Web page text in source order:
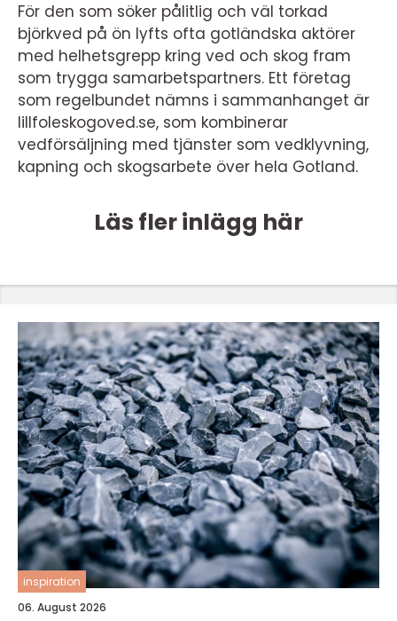
För den som söker pålitlig och väl torkad
björkved på ön lyfts ofta gotländska aktörer
med helhetsgrepp kring ved och skog fram
som trygga samarbetspartners. Ett företag
som regelbundet nämns i sammanhanget är
lillfoleskogoved.se, som kombinerar
vedförsäljning med tjänster som vedklyvning,
kapning och skogsarbete över hela Gotland.
Läs fler inlägg här
inspiration
06. August 2026